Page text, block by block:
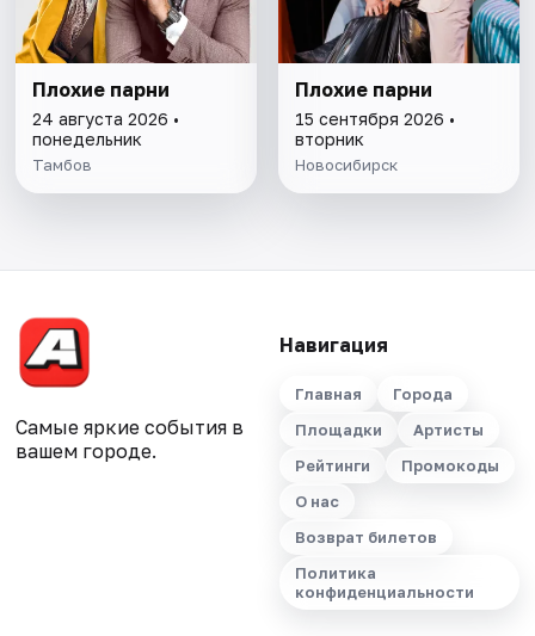
Плохие парни
24 августа 2026 •
понедельник
Тамбов
Плохие парни
15 сентября 2026 •
вторник
Новосибирск
Самые яркие события в
вашем городе.
Навигация
Главная
Города
Площадки
Артисты
Рейтинги
Промокоды
О нас
Возврат билетов
Политика
конфиденциальности